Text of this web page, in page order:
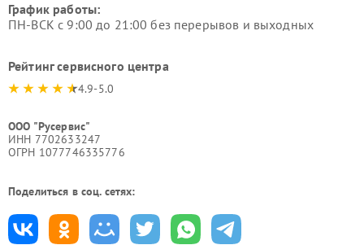
График работы:
ПН-ВСК с 9:00 до 21:00 без перерывов и выходных
Рейтинг сервисного центра
4.9-5.0
ООО "Русервис"
ИНН 7702633247
ОГРН 1077746335776
Поделиться в соц. сетях: